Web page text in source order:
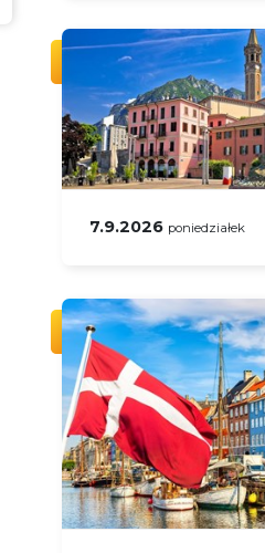
7.9.2026 poniedziałek